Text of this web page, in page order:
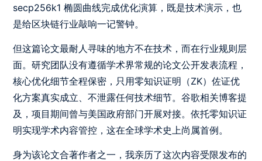
secp256k1 椭圆曲线完成优化演算，既是技术演示，也
是给区块链行业敲响一记警钟。
但这篇论文最耐人寻味的地方不在技术，而在行业规则层
面。研究团队没有遵循学术界常规的论文公开发表流程，
核心优化细节全程保密，只用零知识证明（ZK）佐证优
化方案真实成立、不泄露任何技术细节。谷歌相关博客提
及，项目期间曾与美国政府部门开展对接。依托零知识证
明实现学术内容管控，这在全球学术史上尚属首例。
身为该论文合著作者之一，我亲历了这次内容受限发布的